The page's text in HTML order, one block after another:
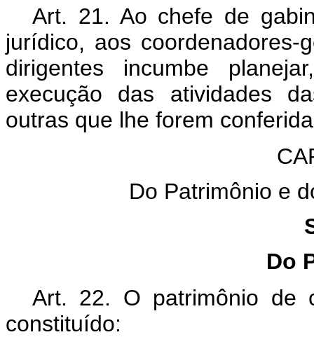
Art. 21. Ao chefe de
jurídico, aos
dirigentes incumbe
execução das atividades
outras que lhe forem
Do Patrimônio e
Do
Art. 22. O patrimônio de
constituído: